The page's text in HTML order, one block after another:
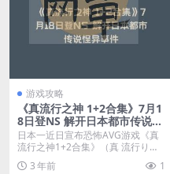
游戏攻略
《真流行之神 1+2合集》7月1
8日登NS 解开日本都市传说怪
异事件
日本一近日宣布恐怖AVG游戏《真
流行之神1+2合集》（真 流行り神
1・2パック...
3 年前 1